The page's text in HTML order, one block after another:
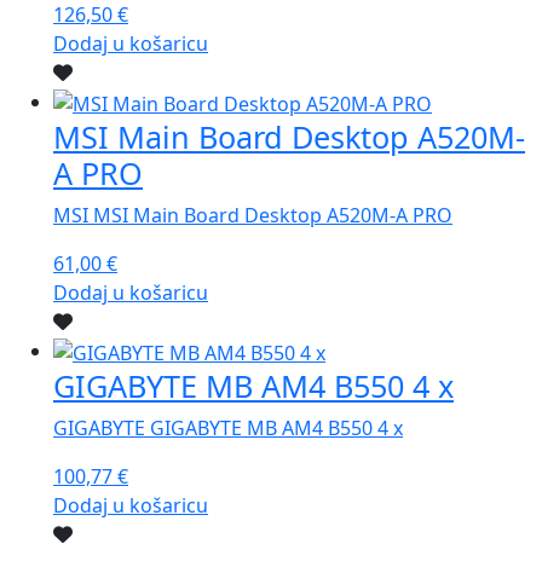
126,50€
Dodaj u košaricu
MSI Main Board Desktop A520M-
A PRO
MSI MSI Main Board Desktop A520M-A PRO
61,00€
Dodaj u košaricu
GIGABYTE MB AM4 B550 4 x
GIGABYTE GIGABYTE MB AM4 B550 4 x
100,77€
Dodaj u košaricu